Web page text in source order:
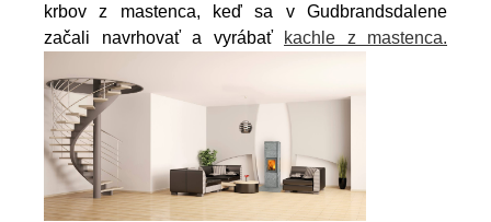
krbov z mastenca, keď sa v Gudbrandsdalene
začali navrhovať a vyrábať
kachle z mastenca.